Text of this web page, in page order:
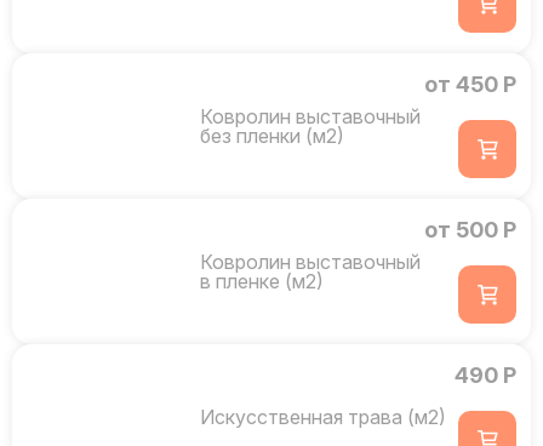
Ковролин выставочный
без пленки (м2)
от 450 Р
Ковролин выставочный
в пленке (м2)
от 500 Р
Искусственная трава (м2)
490 Р